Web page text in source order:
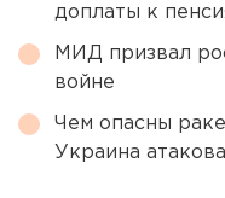
доплаты к
МИД призвал
войне
Чем опасны
Украина